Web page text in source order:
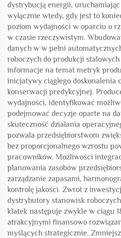
dystrybucją energii,
wyłącznie wtedy, gdy jest to
poziom wydajności w oparciu o
w czasie rzeczywistym.
danych w w pełni
roboczych do produkcji
informacje na temat metryk
inicjatywy ciągłego doskonalenia
konserwacji predykcyjnej.
wydajności, identyfikować
podejmować decyzje oparte na
skuteczność działania
pozwala przedsiębiorstwom
bez proporcjonalnego wzrostu
pracowników. Możliwości
planowania zasobów
zarządzanie zapasami,
kontrolę jakości. Zwrot z
dystrybutory stanowisk
klatek następuje zwykle w ciągu
atrakcyjnymi finansowo
myślących strategicznie.